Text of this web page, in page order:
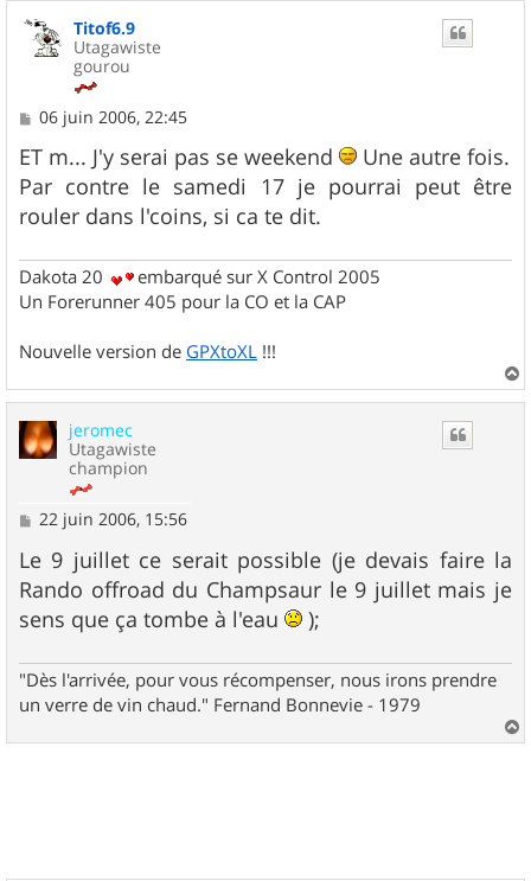
Titof6.9
Utagawiste
gourou
M
s
s
a
g
e
06 juin 2006, 22:45
ET m... J'y serai pas se weekend
Une autre fois.
Par contre le samedi 17 je pourrai peut être
rouler dans l'coins, si ca te dit.
Dakota 20
embarqué sur X Control 2005
Un Forerunner 405 pour la CO et la CAP
Nouvelle version de GPXtoXL !!!
a
jeromec
Utagawiste
champion
M
s
s
a
g
e
22 juin 2006, 15:56
Le 9 juillet ce serait possible (je devais faire la
Rando offroad du Champsaur le 9 juillet mais je
sens que ça tombe à l'eau
);
"Dès l'arrivée, pour vous récompenser, nous irons prendre
un verre de vin chaud." Fernand Bonnevie - 1979
a